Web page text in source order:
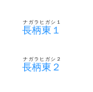
長柄東１
ナガラヒガシ１
長柄東２
ナガラヒガシ２